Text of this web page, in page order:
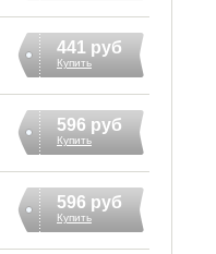
441 руб
Купить
596 руб
Купить
596 руб
Купить